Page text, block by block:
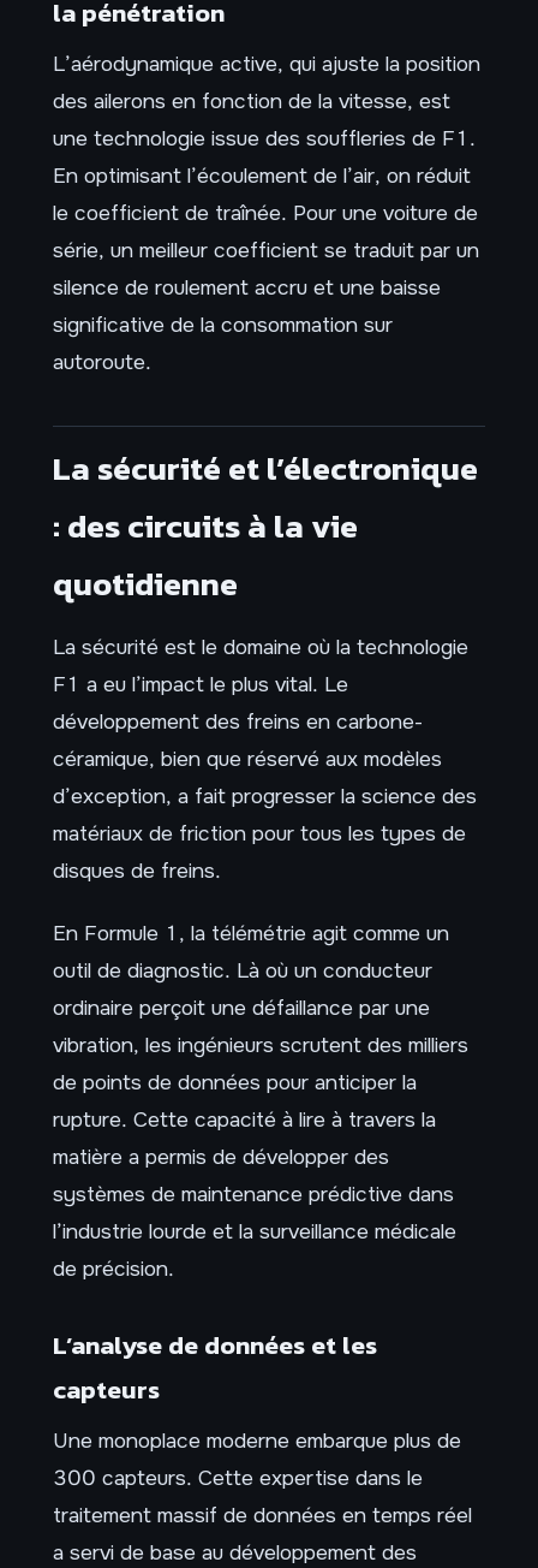
la pénétration
L’aérodynamique active, qui ajuste la position
des ailerons en fonction de la vitesse, est
une technologie issue des souffleries de F1.
En optimisant l’écoulement de l’air, on réduit
le coefficient de traînée. Pour une voiture de
série, un meilleur coefficient se traduit par un
silence de roulement accru et une baisse
significative de la consommation sur
autoroute.
La sécurité et l’électronique
: des circuits à la vie
quotidienne
La sécurité est le domaine où la technologie
F1 a eu l’impact le plus vital. Le
développement des freins en carbone-
céramique, bien que réservé aux modèles
d’exception, a fait progresser la science des
matériaux de friction pour tous les types de
disques de freins.
En Formule 1, la télémétrie agit comme un
outil de diagnostic. Là où un conducteur
ordinaire perçoit une défaillance par une
vibration, les ingénieurs scrutent des milliers
de points de données pour anticiper la
rupture. Cette capacité à lire à travers la
matière a permis de développer des
systèmes de maintenance prédictive dans
l’industrie lourde et la surveillance médicale
de précision.
L’analyse de données et les
capteurs
Une monoplace moderne embarque plus de
300 capteurs. Cette expertise dans le
traitement massif de données en temps réel
a servi de base au développement des